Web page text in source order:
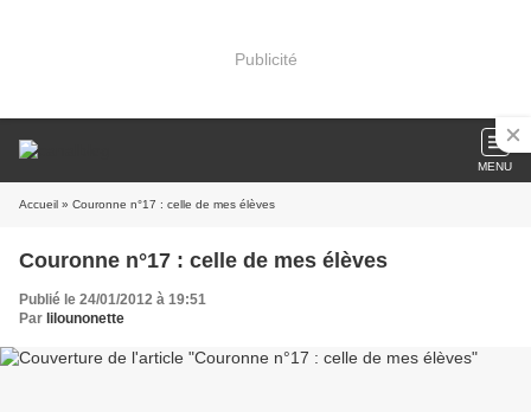
Publicité
MENU
Accueil » Couronne n°17 : celle de mes élèves
Couronne n°17 : celle de mes élèves
Publié le 24/01/2012 à 19:51
Par lilounonette